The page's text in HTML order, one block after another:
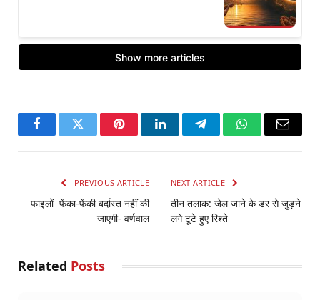
FacebookTwitter PinterestLinkedInTelegramWhatsApp
Email
PREVIOUS ARTICLE
फाइलों फेंका-फेंकी बर्दास्त नहीं की
जाएगी- वर्णवाल
NEXT ARTICLE
तीन तलाक: जेल जाने के डर से जुड़ने
लगे टूटे हुए रिश्ते
Related Posts